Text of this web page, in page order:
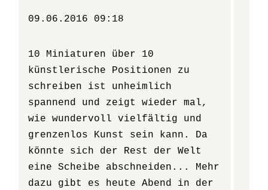
09.06.2016 09:18
10 Miniaturen über 10
künstlerische Positionen zu
schreiben ist unheimlich
spannend und zeigt wieder mal,
wie wundervoll vielfältig und
grenzenlos Kunst sein kann. Da
könnte sich der Rest der Welt
eine Scheibe abschneiden... Mehr
dazu gibt es heute Abend in der